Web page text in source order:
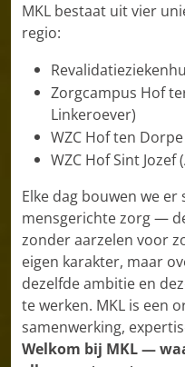
MKL bestaat uit vier
regio:
Zorgcampus Hof
Linkeroever)
WZC Hof ten
WZC Hof Sint Jozef
Elke dag bouwen we er
mensgerichte zorg —
zonder aarzelen voor
eigen karakter, maar
dezelfde ambitie en
te werken. MKL is een
samenwerking,
Welkom bij MKL —